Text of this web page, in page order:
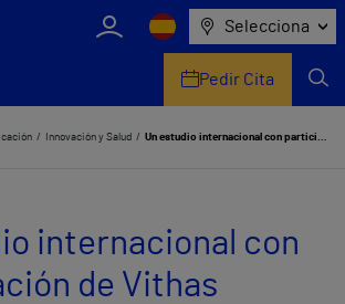
Selecciona
Pedir Cita
Innovación y Salud Un estudio internacional con participación de Vithas identifica un nuevo fármaco para la narcolepsia
internacional con
de Vithas